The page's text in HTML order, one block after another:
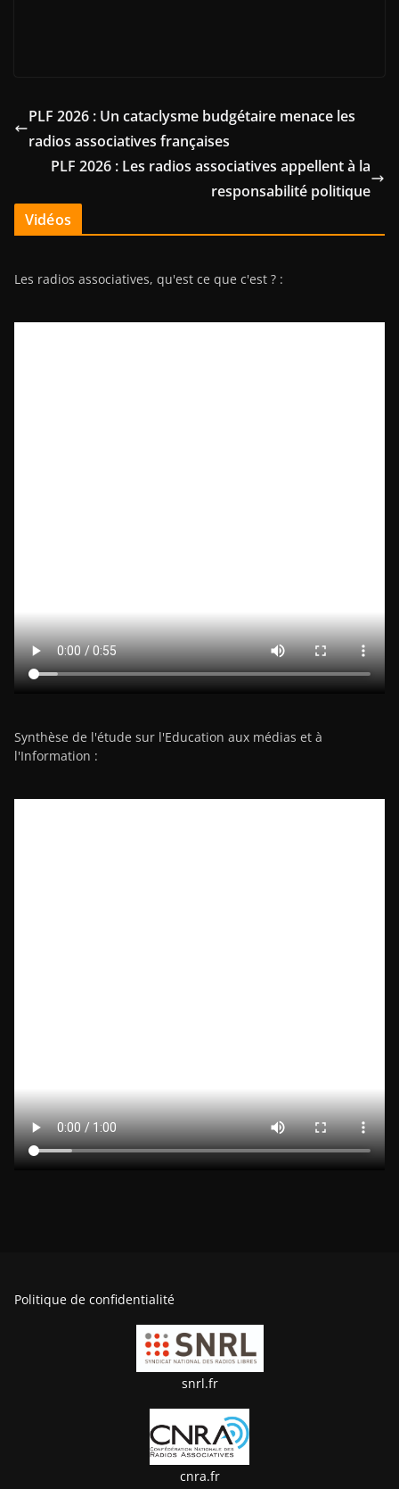
PLF 2026 : Un cataclysme budgétaire menace les
radios associatives françaises
PLF 2026 : Les radios associatives appellent à la
responsabilité politique
Vidéos
Les radios associatives, qu'est ce que c'est ? :
Synthèse de l'étude sur l'Education aux médias et à
l'Information :
Politique de confidentialité
snrl.fr
cnra.fr